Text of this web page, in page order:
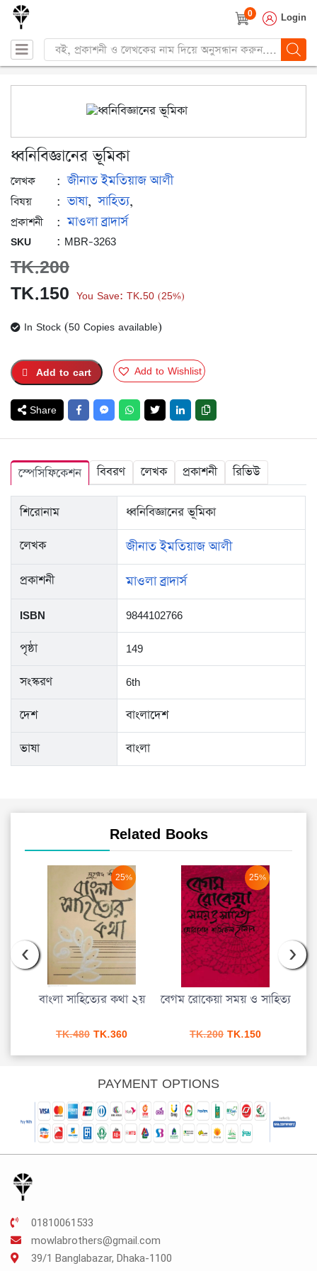
0 Login
Products
search
ধ্বনিবিজ্ঞানের ভূমিকা
লেখক : জীনাত ইমতিয়াজ আলী
বিষয় : ভাষা, সাহিত্য,
প্রকাশনী : মাওলা ব্রাদার্স
SKU : MBR-3263
TK.200
Original
price
TK.200.
TK.150 Current
price
TK.150.
You Save: TK.50 (25%)
In Stock (50 Copies available)
Add to cart Add to Wishlist
Share
স্পেসিফিকেশন বিবরণ লেখক প্রকাশনী রিভিউ
শিরোনাম ধ্বনিবিজ্ঞানের ভূমিকা
লেখক জীনাত ইমতিয়াজ আলী
প্রকাশনী মাওলা ব্রাদার্স
ISBN 9844102766
পৃষ্ঠা 149
সংস্করণ 6th
দেশ বাংলাদেশ
ভাষা বাংলা
Related Books
25%
বাংলা সাহিত্যের কথা ২য়
TK.480 Original
was:
TK.480.
TK.360Current
is:
TK.360.
25%
বেগম রোকেয়া সময় ও সাহিত্য
TK.200 Original
was:
TK.150Current
is:
‹ ›
PAYMENT OPTIONS
01810061533
mowlabrothers@gmail.com
39/1 Banglabazar, Dhaka-1100